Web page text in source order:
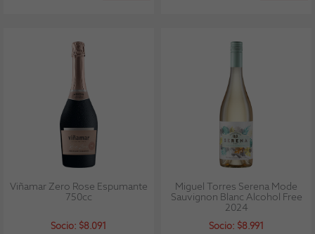
Viñamar Zero Rose Espumante
750cc
Socio: $8.091
Miguel Torres Serena Mode
Sauvignon Blanc Alcohol Free
2024
Socio: $8.991